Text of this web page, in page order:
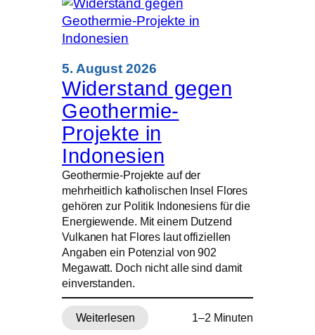
–
Staatsanwalt
droht
Kirche
Kürzungen
bei
Schulbeihilfen
5. August 2026
Widerstand gegen
Geothermie-
Projekte in
Indonesien
Geothermie-Projekte auf der
mehrheitlich katholischen Insel Flores
gehören zur Politik Indonesiens für die
Energiewende. Mit einem Dutzend
Vulkanen hat Flores laut offiziellen
Angaben ein Potenzial von 902
Megawatt. Doch nicht alle sind damit
einverstanden.
Weiterlesen
:
1–2 Minuten